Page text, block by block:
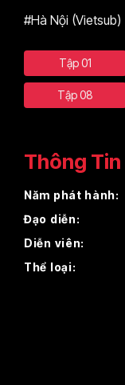
#Hà Nội (Vietsub)
Tập 01
Tập 08
Thông Tin
Năm phát hành:
Đạo diễn:
Diễn viên:
Thể loại: